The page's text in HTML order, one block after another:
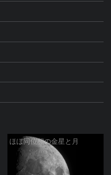
ほぼ同位相の金星と月